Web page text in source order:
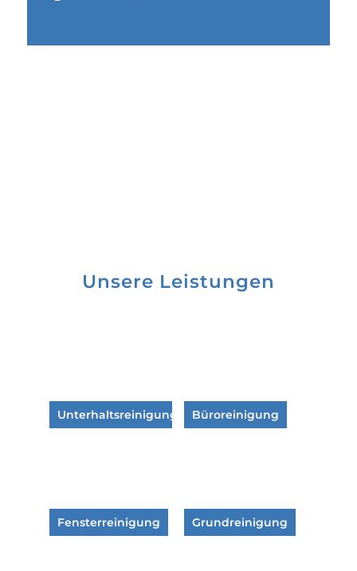
Unsere Leistungen
Unterhaltsreinigung Büroreinigung
Fensterreinigung Grundreinigung